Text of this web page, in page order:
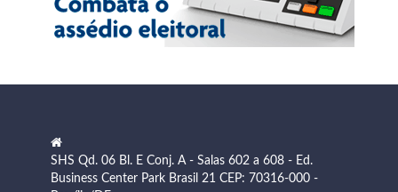
SHS Qd. 06 Bl. E Conj. A - Salas 602 a 608 - Ed.
Business Center Park Brasil 21 CEP: 70316-000 -